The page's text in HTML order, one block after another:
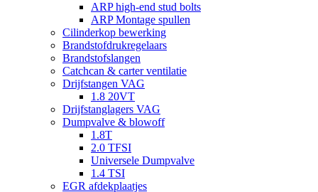
ARP high-end stud bolts
ARP Montage spullen
Cilinderkop bewerking
Brandstofdrukregelaars
Brandstofslangen
Catchcan & carter ventilatie
Drijfstangen VAG
1.8 20VT
Drijfstanglagers VAG
Dumpvalve & blowoff
1.8T
2.0 TFSI
Universele Dumpvalve
1.4 TSI
EGR afdekplaatjes